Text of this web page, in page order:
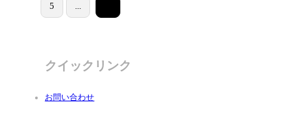
5 ...
クイックリンク
お問い合わせ